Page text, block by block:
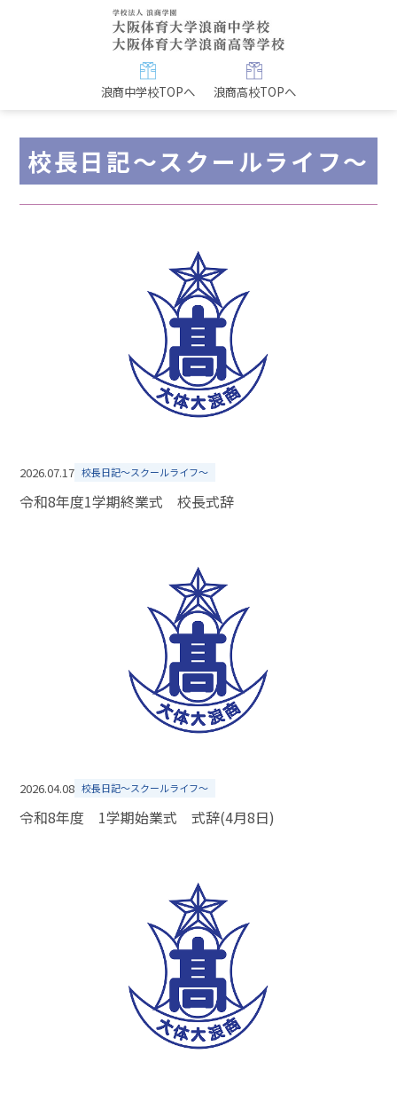
浪商中学校TOPへ 浪商高校TOPへ
校長日記～スクールライフ～
2026.07.17 校長日記～スクールライフ～
令和8年度1学期終業式 校長式辞
2026.04.08 校長日記～スクールライフ～
令和8年度 1学期始業式 式辞(4月8日)